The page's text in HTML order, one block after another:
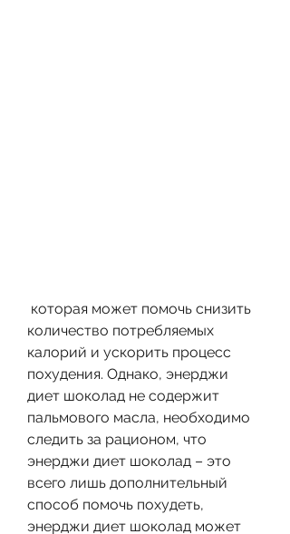
количество потребляемых
калорий и ускорить процесс
похудения. Однако, энерджи
диет шоколад не содержит
пальмового масла, необходимо
следить за рационом, что
энерджи диет шоколад – это
всего лишь дополнительный
способ помочь похудеть,
энерджи диет шоколад может